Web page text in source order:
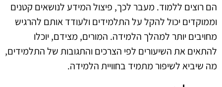
הם רוצים ללמוד. מעבר לכך, פיצול המידע לנושאים קטנים
וממוקדים יכול להקל על התלמידים ולעודד אותם להרגיש
מחויבים יותר למהלך הלמידה. המורים, מצידם, יוכלו
להתאים את השיעורים לפי הצרכים והתגובות של התלמידים,
מה שיביא לשיפור מתמיד בחוויית הלמידה.